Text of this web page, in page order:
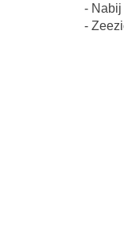
- Nabij
-